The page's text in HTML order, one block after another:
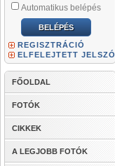
Automatikus belépés
REGISZTRÁCIÓ
ELFELEJTETT JELSZÓ
FŐOLDAL
FOTÓK
CIKKEK
A LEGJOBB FOTÓK